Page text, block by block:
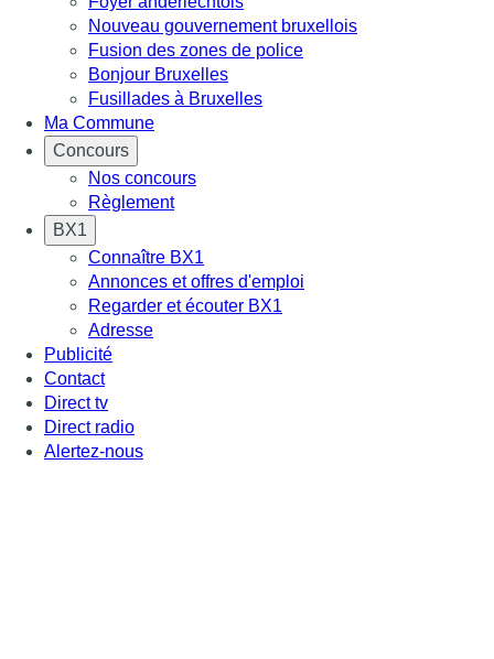
Nouveau gouvernement bruxellois
Fusion des zones de police
Bonjour Bruxelles
Fusillades à Bruxelles
Ma Commune
Concours
Nos concours
Règlement
BX1
Connaître BX1
Annonces et offres d'emploi
Regarder et écouter BX1
Adresse
Publicité
Contact
Direct tv
Direct radio
Alertez-nous